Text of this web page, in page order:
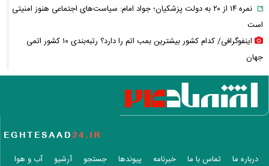
نمره ۱۴ از ۲۰ به دولت پزشکیان؛ جواد امام: سیاست‌های اجتماعی هنوز امنیتی
است
اینفوگرافی/ کدام کشور بیشترین بمب اتم را دارد؟ رتبه‌بندی ۱۰ کشور اتمی
جهان
معین، شادمهر و بیژن مرتضوی در راه ایران؟ / حرف تازه پزشکیان دوباره
جنجال به پا کرد
واکنش دفتر معاون اول ریاست جمهوری به یک گزارش درباره کسری بودجه و
چگونه جنگ معاملات «هوش مصنوعی» ترامپ در خلیج فارس را نابود کرد؟
این افراد بیشتر سرطان مری می‌گیرند؛ عوامل خطر را جدی بگیرید
درباره ما تماس با ما خبرنامه پیوندها جستجو آرشیو
آب و هوا